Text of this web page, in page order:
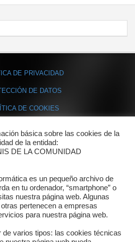
DE PRIVACIDAD
DE DATOS
DE COOKIES
Contacto
Dónde estamos
departamentos
Horario
de contacto
básica sobre las cookies de la
de la entidad:
DE LA COMUNIDAD
es un pequeño archivo de
en tu ordenador, “smartphone” o
nuestra página web. Algunas
pertenecen a empresas
para nuestra página web.
de varios tipos: las cookies técnicas